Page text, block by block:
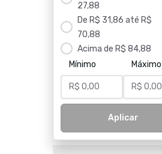
27,88
De R$ 31,86 até R$
70,88
Acima de R$ 84,88
Mínimo
Máximo
Aplicar